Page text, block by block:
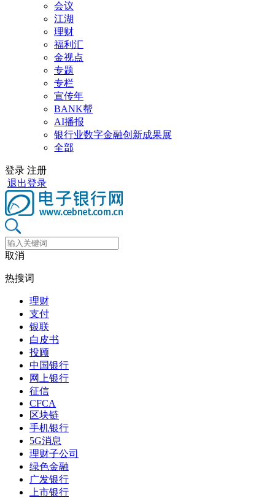
会议
江湖
理财
福利汇
金视点
专题
专栏
宣传年
BANK帮
AI播报
银行业数字金融创新成果展
全部
登录 注册
退出登录
取消
热搜词
理财
支付
银联
白皮书
投顾
中国银行
网上银行
征信
CFCA
区块链
手机银行
5G消息
理财子公司
绿色金融
广发银行
上市银行